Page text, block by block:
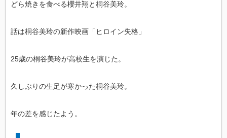
どら焼きを食べる櫻井翔と桐谷美玲。
話は桐谷美玲の新作映画「ヒロイン失格」
25歳の桐谷美玲が高校生を演じた。
久しぶりの生足が寒かった桐谷美玲。
年の差を感じたよう。